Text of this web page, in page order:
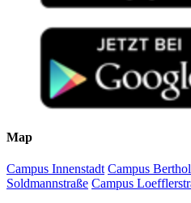
Map
Campus Innenstadt Campus
Soldmannstraße Campus